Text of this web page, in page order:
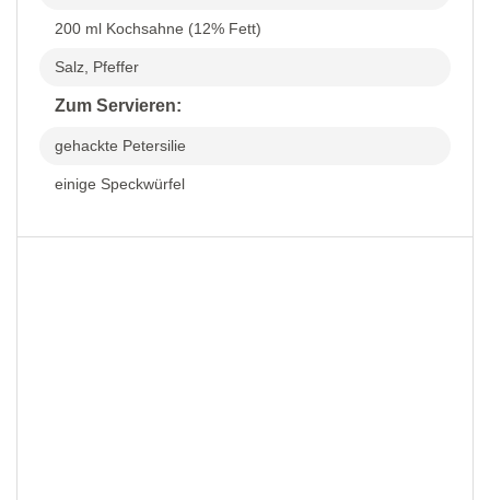
200 ml Kochsahne (12% Fett)
Salz, Pfeffer
Zum Servieren:
gehackte Petersilie
einige Speckwürfel